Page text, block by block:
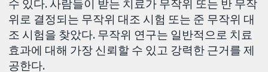
수 있다. 사람들이 받는 치료가 무작위 또는 반 무작
위로 결정되는 무작위 대조 시험 또는 준 무작위 대
조 시험을 찾았다. 무작위 연구는 일반적으로 치료
효과에 대해 가장 신뢰할 수 있고 강력한 근거를 제
공한다.